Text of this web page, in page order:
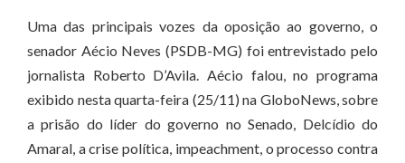
Uma das principais vozes da oposição ao governo, o
senador Aécio Neves (PSDB-MG) foi entrevistado pelo
jornalista Roberto D’Avila. Aécio falou, no programa
exibido nesta quarta-feira (25/11) na GloboNews, sobre
a prisão do líder do governo no Senado, Delcídio do
Amaral, a crise política, impeachment, o processo contra